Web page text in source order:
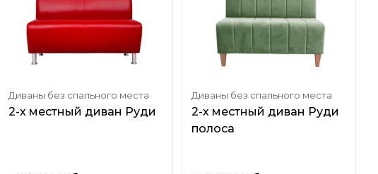
Диваны без спального места
2-х местный диван Руди
Диваны без спального места
2-х местный диван Руди
полоса